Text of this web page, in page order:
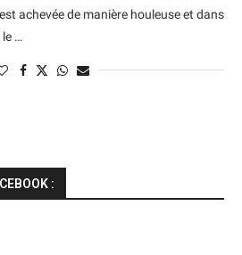
achevée de manière houleuse et dans
…
: